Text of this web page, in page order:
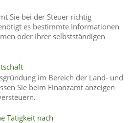
Sie bei der Steuer richtig
es bestimmte Informationen
oder Ihrer selbstständigen
im Bereich der Land- und
Sie beim Finanzamt anzeigen
Tätigkeit nach